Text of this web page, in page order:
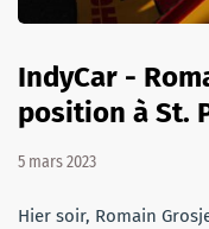
IndyCar -
position à St.
5 mars 2023
Hier soir, Romain